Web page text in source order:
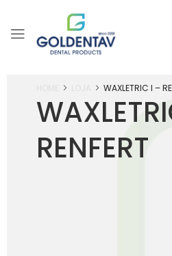
RENFERT
WAXLETRIC I –